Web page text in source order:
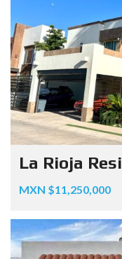
La Rioja
MXN $11,250,000